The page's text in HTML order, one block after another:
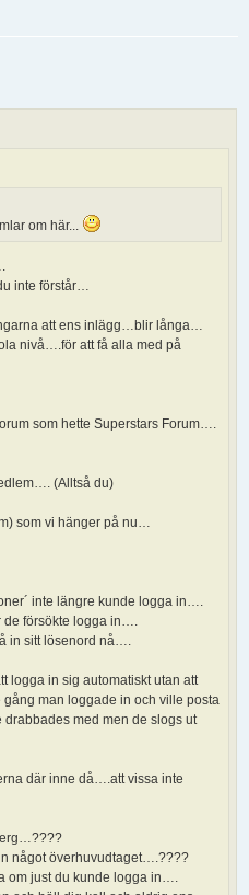
om här...
inte förstår…
att ens inlägg…blir långa…
nivå….för att få alla med på
som hette Superstars Forum….
(Alltså du)
som vi hänger på nu…
inte längre kunde logga in….
de försökte logga in….
in sitt lösenord nå….
logga in sig automatiskt utan att
man loggade in och ville posta
drabbades med men de slogs ut
där inne då….att vissa inte
något överhuvudtaget….????
om just du kunde logga in….